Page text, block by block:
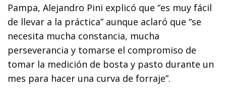
Pampa, Alejandro Pini explicó que “es muy fácil
de llevar a la práctica” aunque aclaró que “se
necesita mucha constancia, mucha
perseverancia y tomarse el compromiso de
tomar la medición de bosta y pasto durante un
mes para hacer una curva de forraje”.